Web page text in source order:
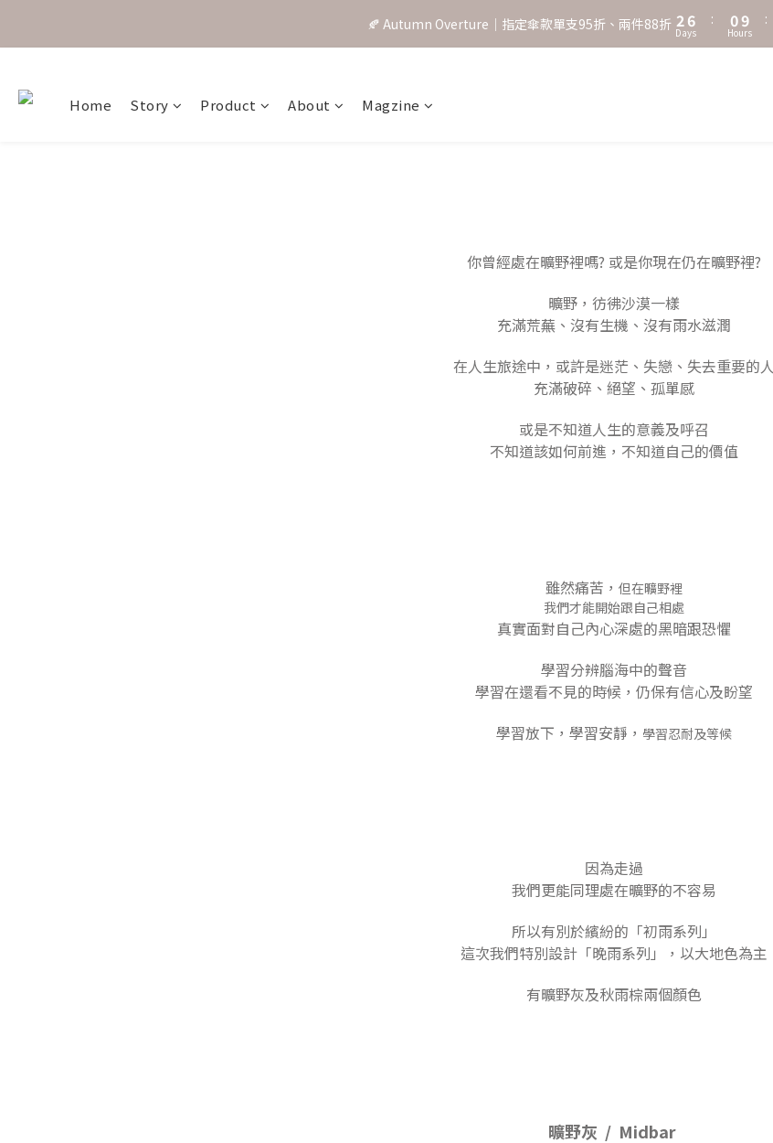
˖⋆꙳𝜗𝜚꙳. Shefa 沃野棕4款 全新上市˖⋆꙳𝜗𝜚꙳
🍂 Autumn Overture｜指定傘款單支95折、兩件88折 2
1
6
5
Days
:
09
8
Hours
:
Home Story Product About Magzine
你曾經處在曠野裡嗎? 或是你現在仍在曠野裡?
曠野，彷彿沙漠一樣
充滿荒蕪、沒有生機、沒有雨水滋潤
在人生旅途中，或許是迷茫、失戀、失去重要的人
充滿破碎、絕望、孤單感
或是不知道人生的意義及呼召
不知道該如何前進，不知道自己的價值
雖然痛苦， 但在曠野裡
我們才能開始跟自己相處
真實面對自己內心深處的黑暗跟恐懼
學習分辨腦海中的聲音
學習在還看不見的時候，仍保有信心及盼望
學習放下，學習安靜， 學習忍耐及等候
因為走過
我們更能同理處在曠野的不容易
所以有別於繽紛的「初雨系列」
這次我們特別設計「晚雨系列」，以大地色為主
有曠野灰及秋雨棕兩個顏色
曠野灰 / Midbar